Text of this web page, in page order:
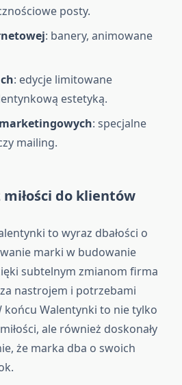
posty.
: banery, animowane
: edycje limitowane
estetyką.
: specjalne
mailing.
do klientów
to wyraz dbałości o
marki w budowanie
subtelnym zmianom firma
nastrojem i potrzebami
końcu Walentynki to nie tylko
ale również doskonały
że marka dba o swoich